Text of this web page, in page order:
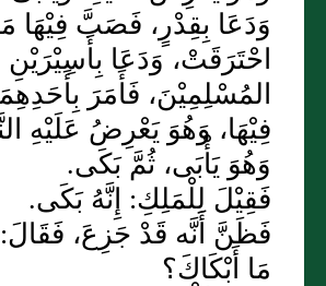
وَدَعَا بِقِدْرٍ، فَصَبَّ فِيْهَا
احْتَرَقَتْ، وَدَعَا
المُسْلِمِيْنَ، فَأَمَرَ
فِيْهَا، وَهُوَ يَعْرِضُ عَلَيْهِ
وَهُوَ يَأْبَى، ثُمَّ بَكَى.
فَقِيْلَ لِلْمَلِكِ: إِنَّهُ بَكَى.
فَظَنَّ أَنَّه قَدْ جَزِعَ،
مَا أَبْكَاكَ؟